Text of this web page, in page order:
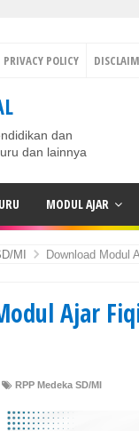
PRIVACY POLICY
dan
dan lainnya
MODUL AJAR
MI Download Modul
Ajar
RPP Medeka SD/MI